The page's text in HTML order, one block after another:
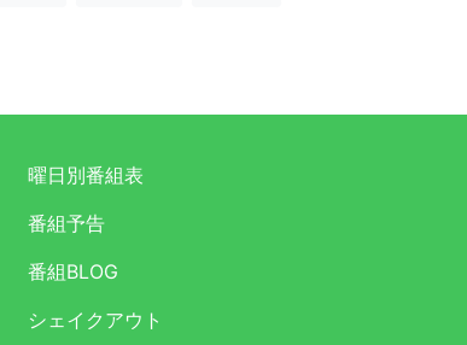
曜日別番組表
番組予告
番組BLOG
シェイクアウト